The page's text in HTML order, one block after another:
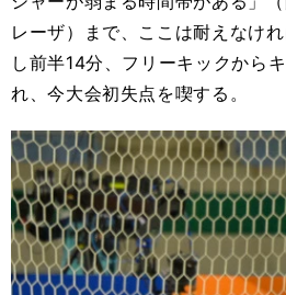
レーザ）まで、ここは耐えなけ
し前半14分、フリーキックから
れ、今大会初失点を喫する。